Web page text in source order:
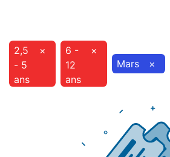
2,5
- 5
ans
×
6 -
12
ans
×
Mars
×